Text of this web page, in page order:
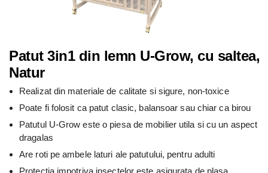
Patut 3in1 din lemn U-Grow, cu saltea,
Natur
Realizat din materiale de calitate si sigure, non-toxice
Poate fi folosit ca patut clasic, balansoar sau chiar ca birou
Patutul U-Grow este o piesa de mobilier utila si cu un aspect
dragalas
Are roti pe ambele laturi ale patutului, pentru adulti
Protectia impotriva insectelor este asigurata de plasa